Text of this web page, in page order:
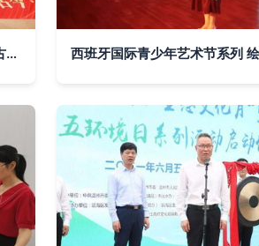
吴兴瓷之源古陶瓷展示中心挂牌启动仪式 联结古今，瓷耀世界